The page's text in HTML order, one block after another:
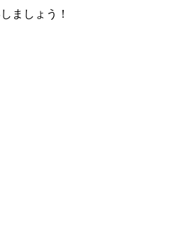
ましょう！